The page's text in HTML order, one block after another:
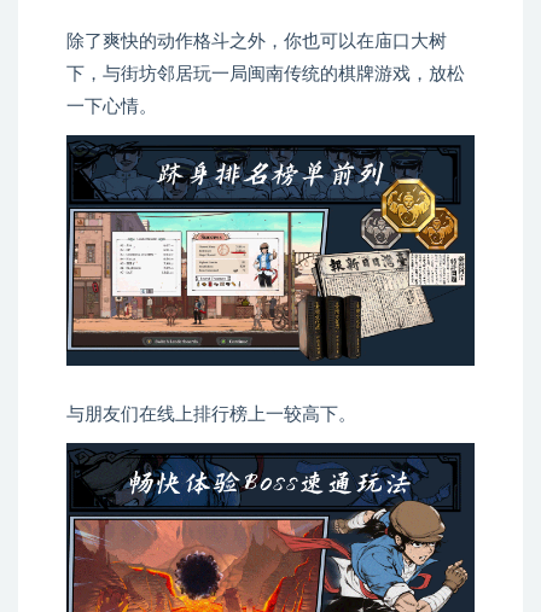
除了爽快的动作格斗之外，你也可以在庙口大树
下，与街坊邻居玩一局闽南传统的棋牌游戏，放松
一下心情。
与朋友们在线上排行榜上一较高下。